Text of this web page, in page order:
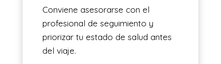
Conviene asesorarse con el
profesional de seguimiento y
priorizar tu estado de salud antes
del viaje.